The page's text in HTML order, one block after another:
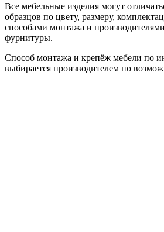
Все мебельные изделия могут
образцов по цвету, размеру,
способами монтажа и
фурнитуры.
Способ монтажа и крепёж мебели по
выбирается производителем по